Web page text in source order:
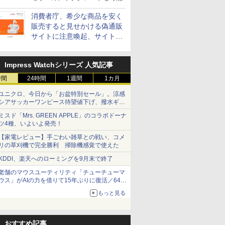
消費者庁、希少な商品を安く
販売すると見せかける偽通販
サイトに注意喚起、サイト名
Impress Watchシリーズ 人気記事
24時間 1週間 1カ月
ニクロ、今日から「お盆特別セール」。涼感
アサッカーワンピース待望値下げ、撥水ギア
ョーツは1990円に
スド「Mrs. GREEN APPLE」のコラボドーナ
4種、いよいよ発売！
家電レビュー】手ごわい雑草との戦い、コメ
の草刈機で完全勝利 掃除機感覚で使えた
、楽天へのローミングを9月末で終了
舗のマウスユーティリティ「チューチューマ
ス」がAIの力を借りて15年ぶりに復活／64bit
、Windows 10/11、「Chrome」も走り回
。復活記念で2026年末まで500円
もっと見る